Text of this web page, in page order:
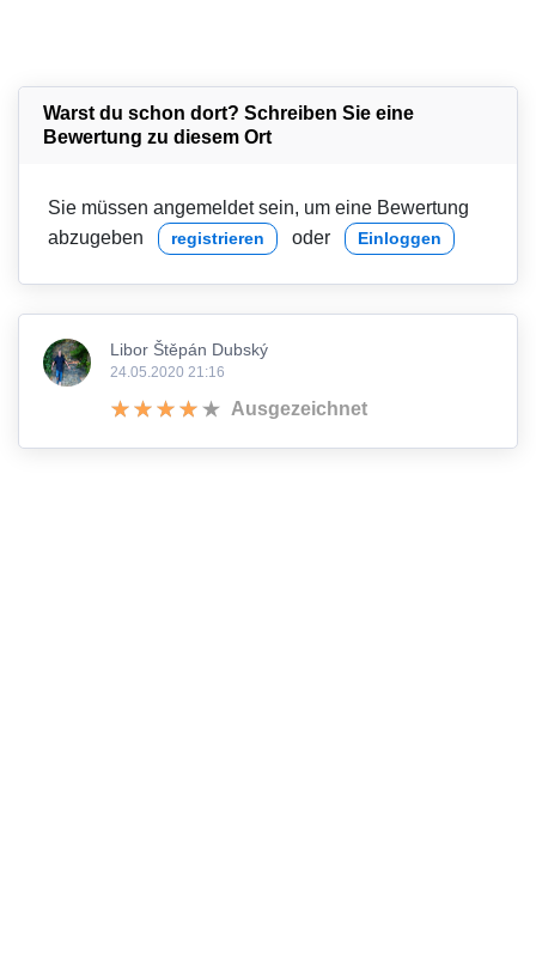
Warst du schon dort? Schreiben Sie eine
Bewertung zu diesem Ort
Sie müssen angemeldet sein, um eine Bewertung
abzugeben
registrieren oder Einloggen
Libor Štěpán Dubský
24.05.2020 21:16
Ausgezeichnet